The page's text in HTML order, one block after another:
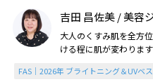
吉田 昌佐美 / 美容
大人のくすみ肌を全方
ける程に肌が変わりま
FAS｜2026年 ブライトニング＆UVベ